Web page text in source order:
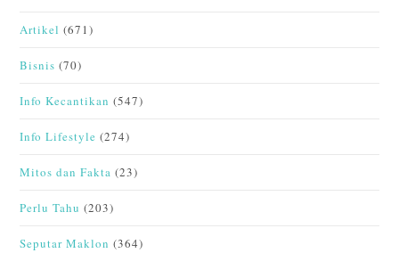
Artikel (671)
Bisnis (70)
Info Kecantikan (547)
Info Lifestyle (274)
Mitos dan Fakta (23)
Perlu Tahu (203)
Seputar Maklon (364)